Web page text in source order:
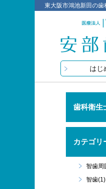
東大阪市鴻池新田の
はじ
歯科衛生
カテゴリ
智歯周
智歯(1)